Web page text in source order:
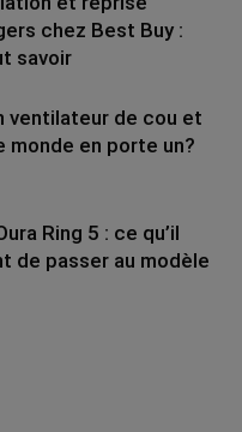
chez Best Buy :
savoir
ventilateur de cou et
monde en porte un?
Ring 5 : ce qu’il
de passer au modèle